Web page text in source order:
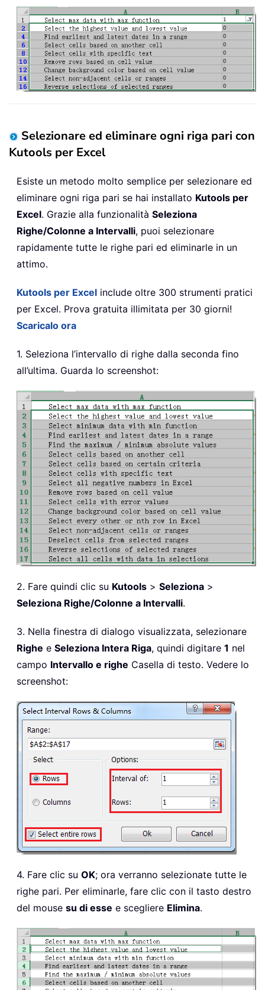
Selezionare ed eliminare ogni riga pari con
Kutools per Excel
Esiste un metodo molto semplice per selezionare ed
eliminare ogni riga pari se hai installato Kutools per
Excel. Grazie alla funzionalità Seleziona
Righe/Colonne a Intervalli, puoi selezionare
rapidamente tutte le righe pari ed eliminarle in un
attimo.
Kutools per Excel include oltre 300 strumenti pratici
per Excel. Prova gratuita illimitata per 30 giorni!
Scaricalo ora
1. Seleziona l’intervallo di righe dalla seconda fino
all’ultima. Guarda lo screenshot:
2. Fare quindi clic su Kutools > Seleziona >
Seleziona Righe/Colonne a Intervalli.
3. Nella finestra di dialogo visualizzata, selezionare
Righe e Seleziona Intera Riga, quindi digitare 1 nel
campo Intervallo e righe Casella di testo. Vedere lo
screenshot:
4. Fare clic su OK; ora verranno selezionate tutte le
righe pari. Per eliminarle, fare clic con il tasto destro
del mouse su di esse e scegliere Elimina.